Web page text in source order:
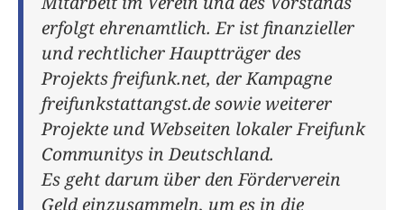
erfolgt ehrenamtlich. Er ist finanzieller
und rechtlicher Hauptträger des
Projekts freifunk.net, der Kampagne
freifunkstattangst.de sowie weiterer
Projekte und Webseiten lokaler Freifunk
Communitys in Deutschland.
Es geht darum über den Förderverein
Geld einzusammeln, um es in die